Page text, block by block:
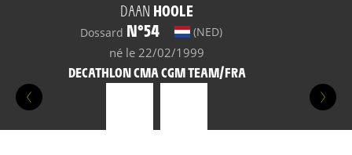
DAAN HOOLE
Dossard N°54 (NED)
né le 22/02/1999
DECATHLON CMA CGM TEAM/FRA